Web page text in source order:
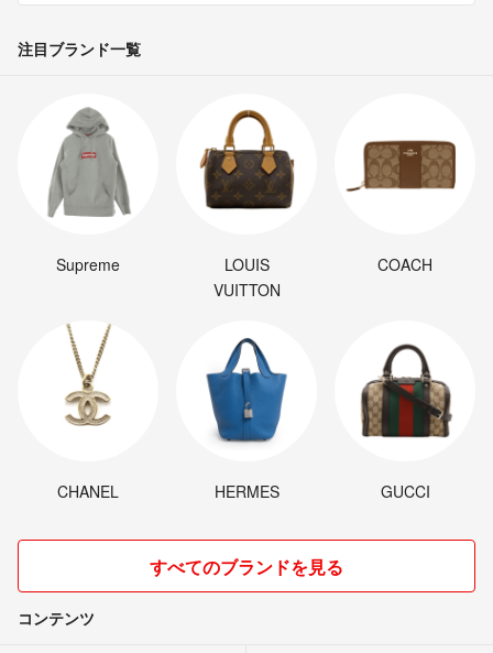
注目ブランド一覧
Supreme
LOUIS
VUITTON
COACH
CHANEL HERMES GUCCI
すべてのブランドを見る
コンテンツ